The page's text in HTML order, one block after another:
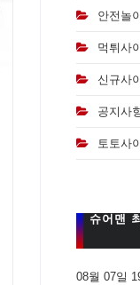
안전놀
먹튀사
신규사
공지사
토토사
슈어맨
08월 07일